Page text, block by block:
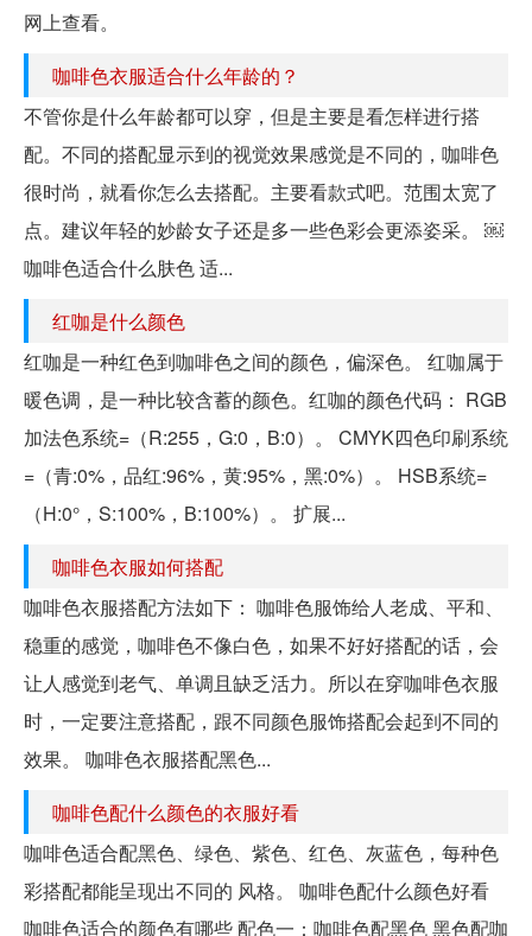
网上查看。
咖啡色衣服适合什么年龄的？
不管你是什么年龄都可以穿，但是主要是看怎样进行搭
配。不同的搭配显示到的视觉效果感觉是不同的，咖啡色
很时尚，就看你怎么去搭配。主要看款式吧。范围太宽了
点。建议年轻的妙龄女子还是多一些色彩会更添姿采。 ￼
咖啡色适合什么肤色 适...
红咖是什么颜色
红咖是一种红色到咖啡色之间的颜色，偏深色。 红咖属于
暖色调，是一种比较含蓄的颜色。红咖的颜色代码： RGB
加法色系统=（R:255，G:0，B:0）。 CMYK四色印刷系统
=（青:0%，品红:96%，黄:95%，黑:0%）。 HSB系统=
（H:0°，S:100%，B:100%）。 扩展...
咖啡色衣服如何搭配
咖啡色衣服搭配方法如下： 咖啡色服饰给人老成、平和、
稳重的感觉，咖啡色不像白色，如果不好好搭配的话，会
让人感觉到老气、单调且缺乏活力。所以在穿咖啡色衣服
时，一定要注意搭配，跟不同颜色服饰搭配会起到不同的
效果。 咖啡色衣服搭配黑色...
咖啡色配什么颜色的衣服好看
咖啡色适合配黑色、绿色、紫色、红色、灰蓝色，每种色
彩搭配都能呈现出不同的 风格。 咖啡色配什么颜色好看
咖啡色适合的颜色有哪些 配色一：咖啡色配黑色 黑色配咖